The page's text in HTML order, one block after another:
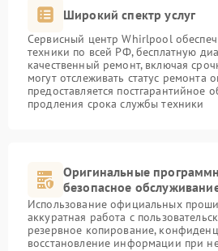
Широкий спектр услуг
Сервисный центр Whirlpool
техники по всей РФ, бесплатную
качественный ремонт, включая
могут отслеживать статус ремонта
предоставляется постгарантийное
продления срока службы техники
Оригинальные
безопасное
Использование официальных
аккуратная работа с
резервное копирование,
восстановление информации при